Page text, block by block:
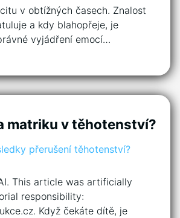
v obtížných časech. Znalost
a kdy blahopřeje, je
vyjádření emocí…
matriku v těhotenství?
This article was artificially
responsibility:
Když čekáte dítě, je